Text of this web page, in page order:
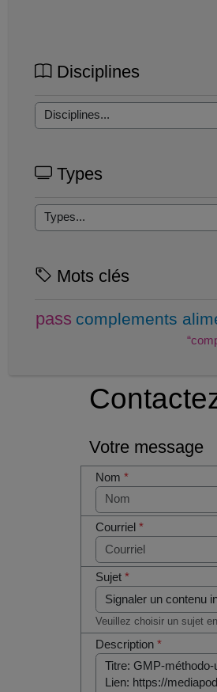
Disciplines
Types
Mots clés
pass complements
Votre message
Nom*
Courriel*
Sujet*
Veuillez choisir un sujet
Description*